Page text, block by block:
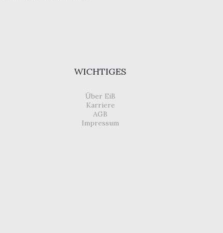
WICHTIGES
Über EiB
Karriere
AGB
Impressum